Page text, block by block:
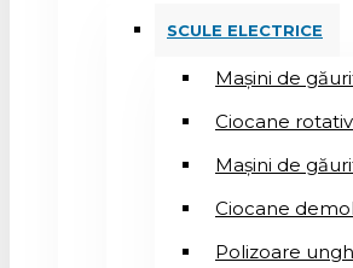
SCULE ELECTRICE
Mașini de
Ciocane
Mașini de
Ciocane
Polizoare